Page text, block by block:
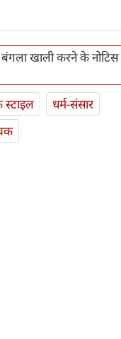
खाली करने के
स्‍टाइल
धर्म-संसार